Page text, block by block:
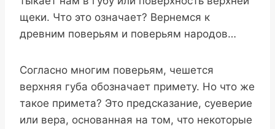
щеки. Что это означает? Вернемся к
древним поверьям и поверьям народов…
Согласно многим поверьям, чешется
верхняя губа обозначает примету. Но что же
такое примета? Это предсказание, суеверие
или вера, основанная на том, что некоторые